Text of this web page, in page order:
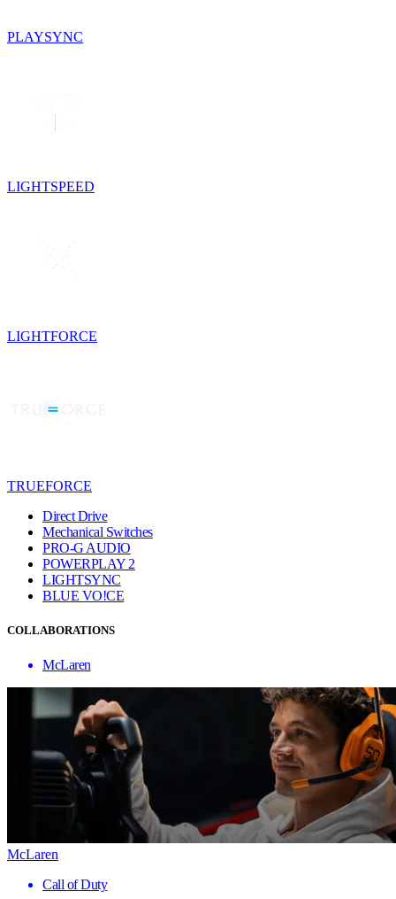
PLAYSYNC
LIGHTSPEED
LIGHTFORCE
TRUEFORCE
Direct Drive
Mechanical Switches
PRO-G AUDIO
POWERPLAY 2
LIGHTSYNC
BLUE VO!CE
COLLABORATIONS
McLaren
McLaren
Call of Duty